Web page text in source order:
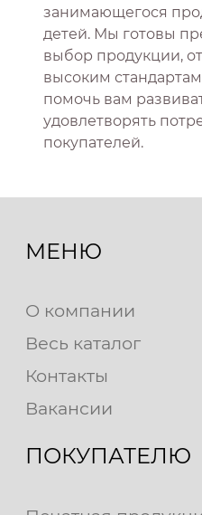
занимающегося
детей. Мы готовы
выбор продукции,
высоким
помочь вам
удовлетворять
покупателей.
МЕНЮ
О компании
Весь каталог
Контакты
Вакансии
ПОКУПАТЕЛЮ